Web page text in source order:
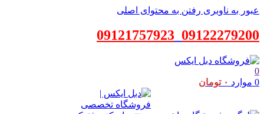
عبور به ناوبری رفتن به محتوای اصلی
09122279200
09121757923
0
0 موارد ۰ تومان